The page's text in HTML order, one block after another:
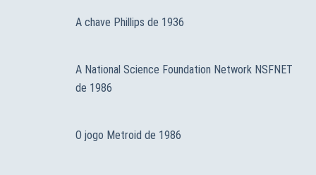
A chave Phillips de 1936
A National Science Foundation Network NSFNET
de 1986
O jogo Metroid de 1986